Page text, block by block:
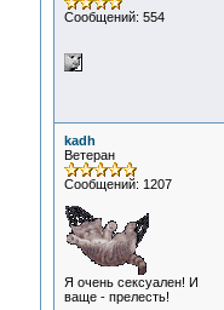
Сообщений: 554
kadh
Ветеран
Сообщений: 1207
Я очень сексуален! И
ваще - прелесть!